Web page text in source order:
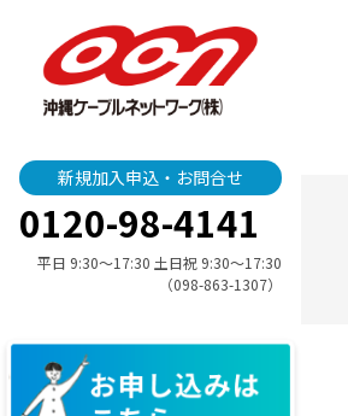
新規加入申込・お問合せ
0120-98-4141
平日 9:30〜17:30 土日祝 9:30〜17:30
（098-863-1307）